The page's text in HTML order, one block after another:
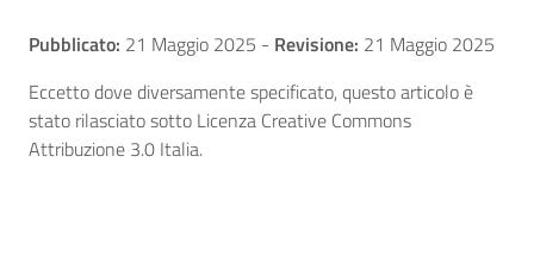
Pubblicato: 21 Maggio 2025 - Revisione: 21 Maggio 2025
Eccetto dove diversamente specificato, questo articolo è
stato rilasciato sotto Licenza Creative Commons
Attribuzione 3.0 Italia.